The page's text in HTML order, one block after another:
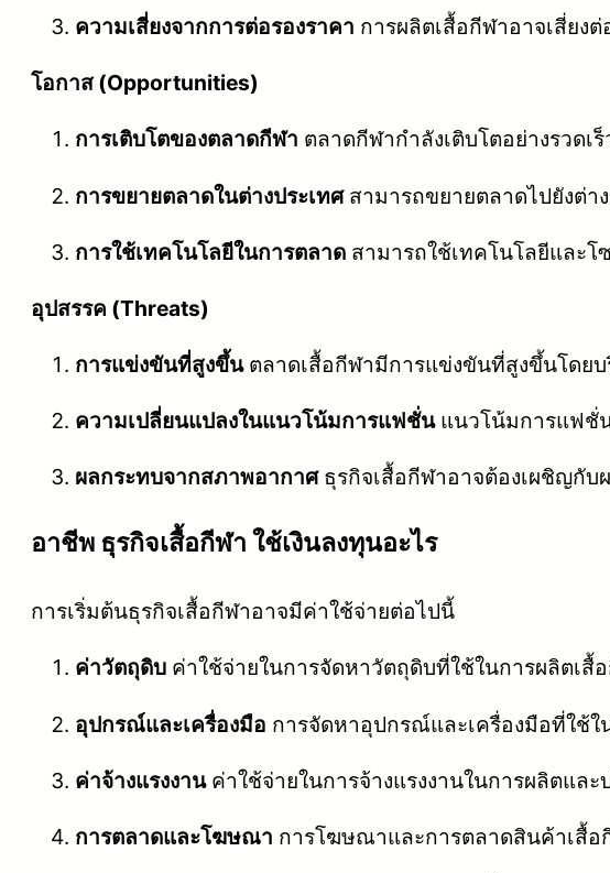
ความเสี่ยงจากการต่อรองราคา การผลิตเสื้อกีฬาอาจเสี่ยง
โอกาส (Opportunities)
การเติบโตของตลาดกีฬา ตลาดกีฬากำลังเติบโตอย่างรวด
การขยายตลาดในต่างประเทศสามารถขยายตลาดไปยังต่า
การใช้เทคโนโลยีในการตลาด สามารถใช้เทคโนโลยีและโ
อุปสรรค (Threats)
การแข่งขันที่สูงขึ้นตลาดเสื้อกีฬามีการแข่งขันที่สูงขึ้นโดย
ความเปลี่ยนแปลงในแนวโน้มการแฟชั่นแนวโน้มการแฟชั่น
ผลกระทบจากสภาพอากาศธุรกิจเสื้อกีฬาอาจต้องเผชิญกับ
อาชีพ ธุรกิจเสื้อกีฬา ใช้เงินลงทุนอะไร
การเริ่มต้นธุรกิจเสื้อกีฬาอาจมีค่าใช้จ่ายต่อไปนี้
ค่าวัตถุดิบ ค่าใช้จ่ายในการจัดหาวัตถุดิบที่ใช้ในการผลิตเสื้
อุปกรณ์และเครื่องมือ การจัดหาอุปกรณ์และเครื่องมือที่ใช้ใ
ค่าจ้างแรงงานค่าใช้จ่ายในการจ้างแรงงานในการผลิตและ
การตลาดและโฆษณา การโฆษณาและการตลาดสินค้าเสื้